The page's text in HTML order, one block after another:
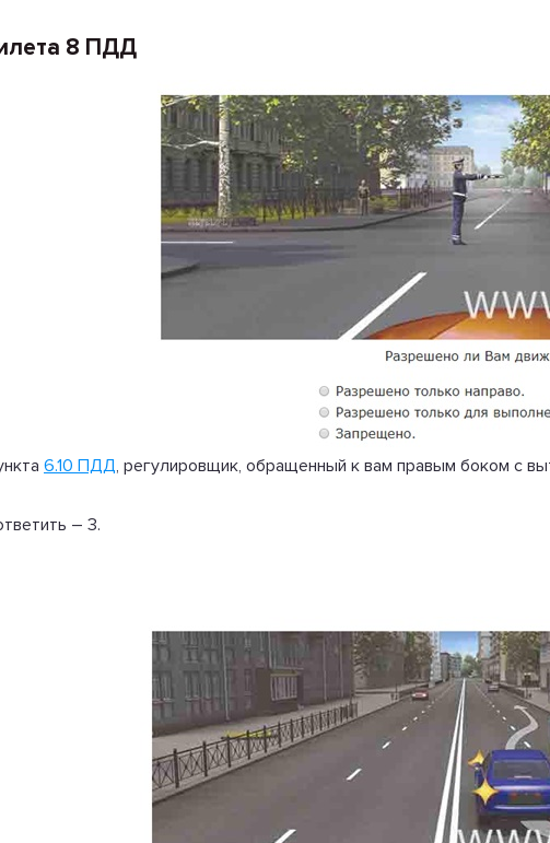
8 ПДД
6.10 ПДД, регулировщик, обращенный к вам правым боком с
– 3.